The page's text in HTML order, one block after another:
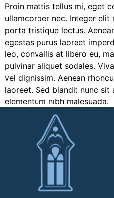
Proin mattis tellus mi, eget
ullamcorper nec. Integer elit
porta tristique lectus.
egestas purus laoreet
leo, convallis at libero eu,
pulvinar aliquet sodales.
vel dignissim. Aenean
laoreet. Sed blandit nunc
elementum nibh malesuada.